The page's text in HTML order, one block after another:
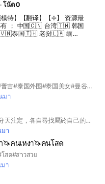
โน้ต 0
特】【翻译】【➗】 资源最
泰国🇹🇭 老挝🇱🇦 缅甸
#泰国#曼谷#清迈#芭提雅#普吉#泰国外围#泰国美女#曼谷外围#曼谷美女
มา
#單身男女加入本社群，緣分天注定，各自尋找屬於自己的另一半
มา
คนเหงา🦄คนโสด
สด#สาวสวย
า